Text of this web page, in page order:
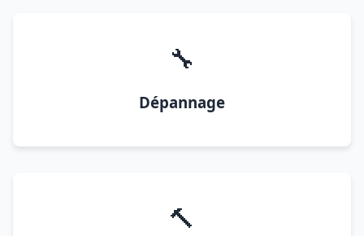
🔧
Dépannage
🔨